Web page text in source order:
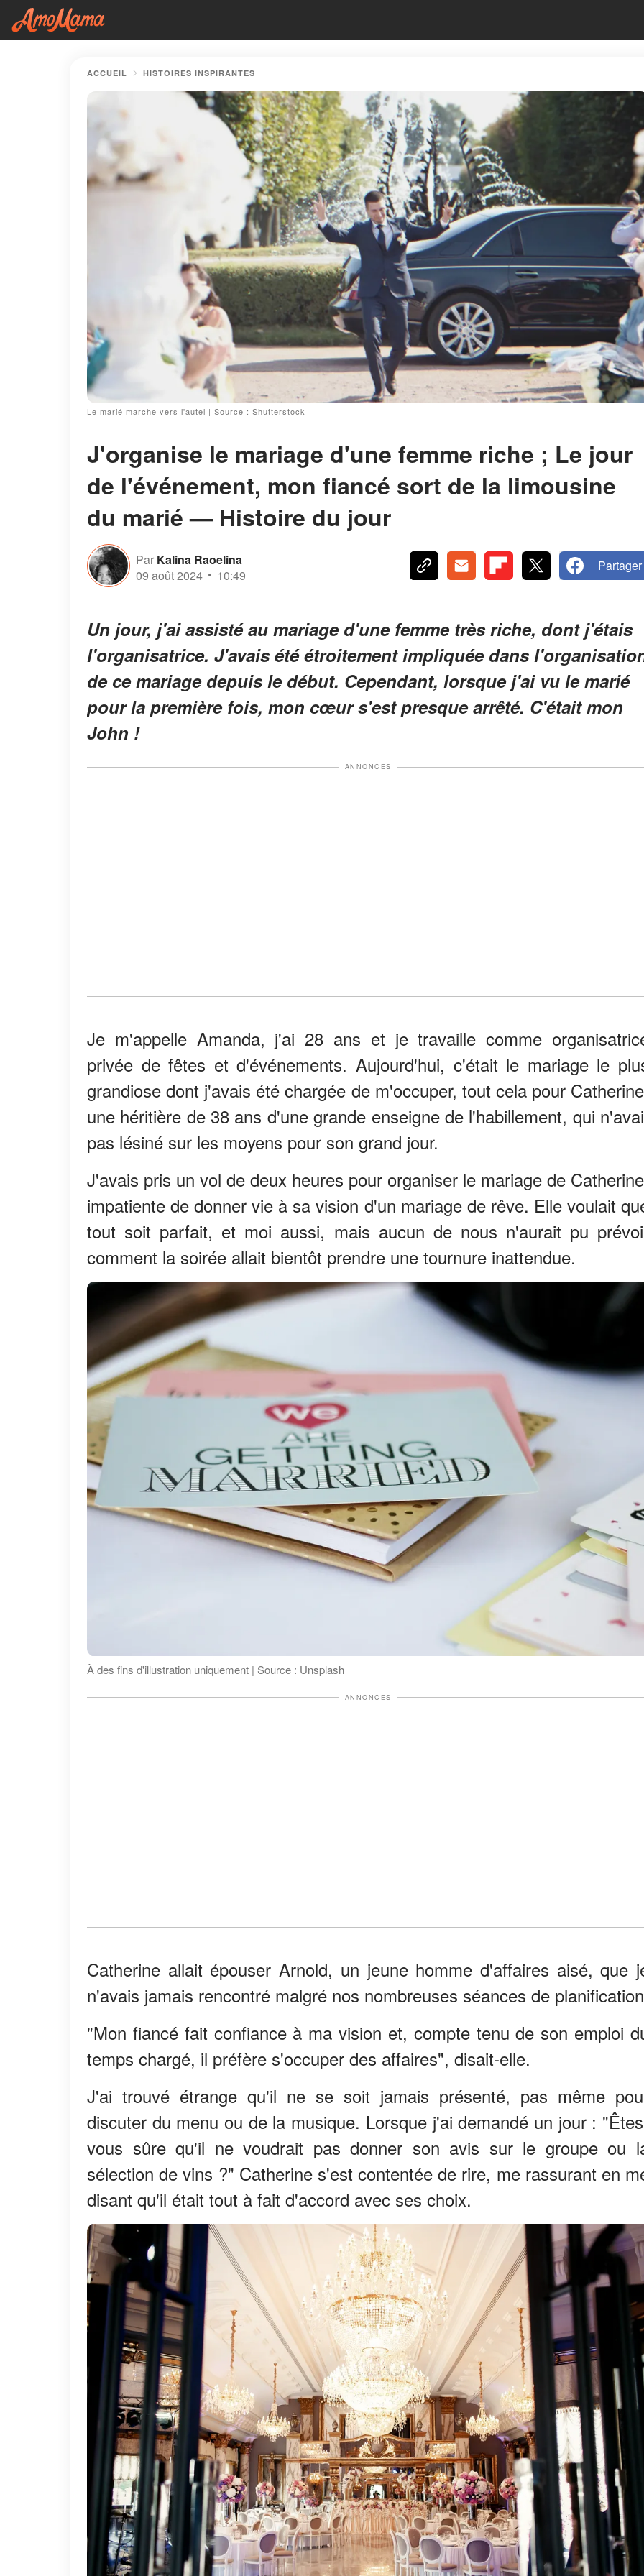
ACCUEIL HISTOIRES INSPIRANTES
Le marié marche vers l'autel | Source : Shutterstock
J'organise le mariage d'une femme riche ; Le jour
de l'événement, mon fiancé sort de la limousine
du marié — Histoire du jour
Par Kalina Raoelina
09 août 2024
10:49
Partager
Un jour, j'ai assisté au mariage d'une femme très riche, dont j'étais
l'organisatrice. J'avais été étroitement impliquée dans
de ce mariage depuis le début. Cependant, lorsque j'ai vu le marié
pour la première fois, mon cœur s'est presque arrêté. C'était mon
John !
ANNONCES
Je m'appelle Amanda, j'ai 28 ans et je travaille comme
privée de fêtes et d'événements. Aujourd'hui, c'était le mariage le
grandiose dont j'avais été chargée de m'occuper, tout cela pour
une héritière de 38 ans d'une grande enseigne de l'habillement, qui
pas lésiné sur les moyens pour son grand jour.
J'avais pris un vol de deux heures pour organiser le mariage de
impatiente de donner vie à sa vision d'un mariage de rêve. Elle voulait
tout soit parfait, et moi aussi, mais aucun de nous n'aurait pu
comment la soirée allait bientôt prendre une tournure inattendue.
À des fins d'illustration uniquement | Source : Unsplash
ANNONCES
Catherine allait épouser Arnold, un jeune homme d'affaires aisé, que
n'avais jamais rencontré malgré nos nombreuses séances de
"Mon fiancé fait confiance à ma vision et, compte tenu de son emploi
temps chargé, il préfère s'occuper des affaires", disait-elle.
J'ai trouvé étrange qu'il ne se soit jamais présenté, pas même
discuter du menu ou de la musique. Lorsque j'ai demandé un jour :
vous sûre qu'il ne voudrait pas donner son avis sur le groupe ou
sélection de vins ?" Catherine s'est contentée de rire, me rassurant en
disant qu'il était tout à fait d'accord avec ses choix.